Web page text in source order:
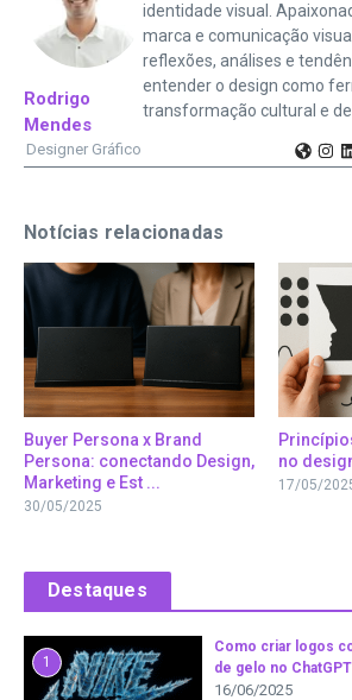
Rodrigo
Mendes
Designer Gráfico
identidade visual.
marca e comunicação
reflexões, análises e
entender o design como
transformação cultural e
Notícias relacionadas
Buyer Persona x Brand
Persona: conectando Design,
Marketing e Est ...
30/05/2025
no
17/05/
Destaques
1
Como criar logos
de gelo no
16/06/2025